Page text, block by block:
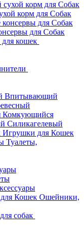
корм для Собак
для Собак
кошек
Впитывающий
Комкующийся
Силикагелевый
Игрушки для Кошек
Туалеты,
Ошейники,
собак